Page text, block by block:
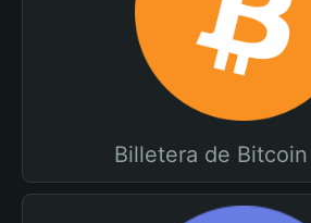
Billetera de Bitcoin